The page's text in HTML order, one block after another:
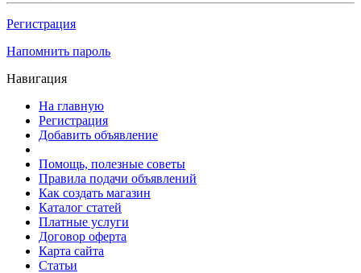
Регистрация
Напомнить пароль
Навигация
На главную
Регистрация
Добавить объявление
Помощь, полезные советы
Правила подачи объявлений
Как создать магазин
Каталог статей
Платные услуги
Договор оферта
Карта сайта
Статьи